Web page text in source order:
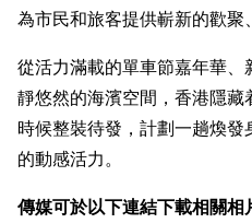
為市民和旅客提供嶄新的歡聚
從活力滿載的單車節嘉年華
靜悠然的海濱空間，香港隱
時候整裝待發，計劃一趟煥
的動感活力。
傳媒可於以下連結下載相關相